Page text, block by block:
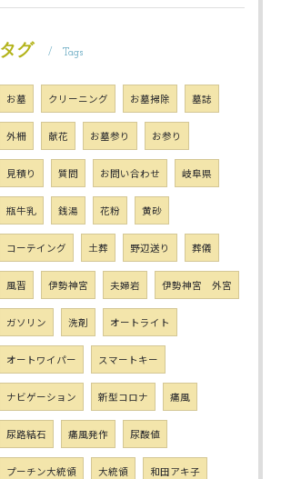
タグ Tags
お墓 クリーニング お墓掃除 墓誌
外柵 献花 お墓参り お参り
見積り 質問 お問い合わせ 岐阜県
瓶牛乳 銭湯 花粉 黄砂
コーテイング 土葬 野辺送り 葬儀
風習 伊勢神宮 夫婦岩 伊勢神宮 外宮
ガソリン 洗剤 オートライト
オートワイパー スマートキー
ナビゲーション 新型コロナ 痛風
尿路結石 痛風発作 尿酸値
プーチン大統領 大統領 和田アキ子